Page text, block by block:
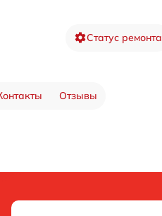
Статус ремонта
Отзывы